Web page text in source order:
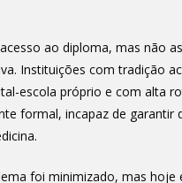
ao diploma, mas não
Instituições com tradição
escola próprio e com alta
formal, incapaz de
foi minimizado, mas